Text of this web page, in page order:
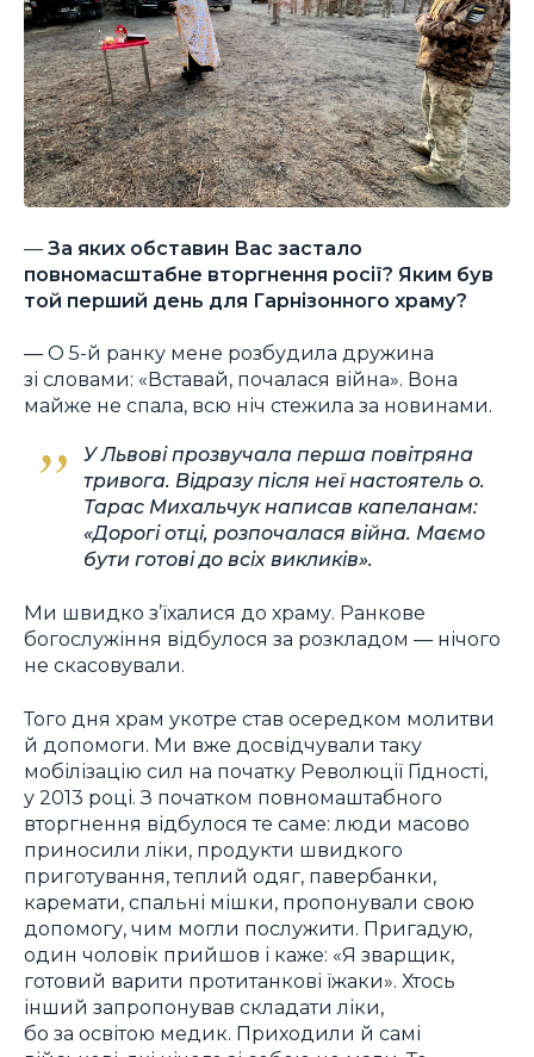
— За яких обставин Вас застало
повномасштабне вторгнення росії? Яким був
той перший день для Гарнізонного храму?
— О 5-й ранку мене розбудила дружина
зі словами: «Вставай, почалася війна». Вона
майже не спала, всю ніч стежила за новинами.
У Львові прозвучала перша повітряна
тривога. Відразу після неї настоятель о.
Тарас Михальчук написав капеланам:
«Дорогі отці, розпочалася війна. Маємо
бути готові до всіх викликів».
Ми швидко з’їхалися до храму. Ранкове
богослужіння відбулося за розкладом — нічого
не скасовували.
Того дня храм укотре став осередком молитви
й допомоги. Ми вже досвідчували таку
мобілізацію сил на початку Революції Гідності,
у 2013 році. З початком повномаштабного
вторгнення відбулося те саме: люди масово
приносили ліки, продукти швидкого
приготування, теплий одяг, павербанки,
каремати, спальні мішки, пропонували свою
допомогу, чим могли послужити. Пригадую,
один чоловік прийшов і каже: «Я зварщик,
готовий варити протитанкові їжаки». Хтось
інший запропонував складати ліки,
бо за освітою медик. Приходили й самі